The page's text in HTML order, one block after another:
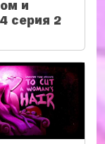
и
серия 2